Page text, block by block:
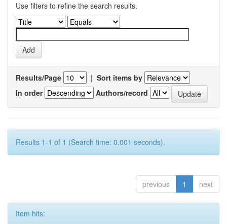
Use filters to refine the search results.
Results/Page | Sort items by
In order
Authors/record
Results 1-1 of 1 (Search time: 0.001 seconds).
previous 1 next
Item hits: